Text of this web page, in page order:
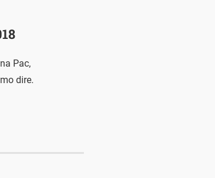
Pac,
dire.